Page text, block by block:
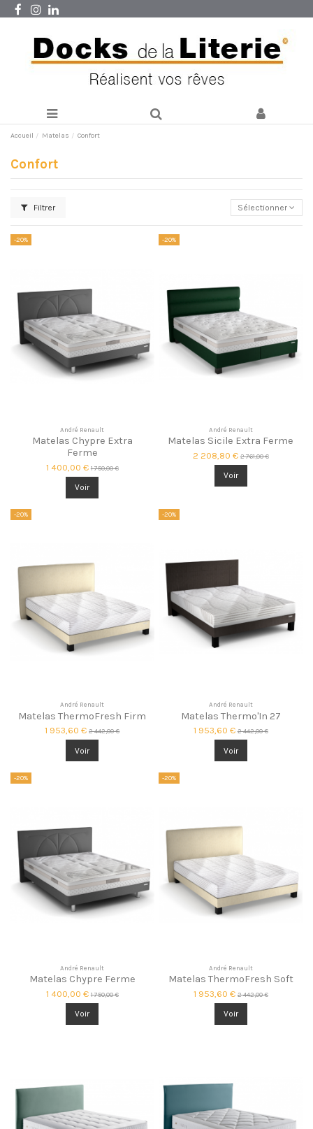
Accueil Matelas Confort
Confort
Filtrer Sélectionner
-20%
André Renault
Matelas Chypre Extra
Ferme
1 400,00 € 1 750,00 €
Voir
-20%
André Renault
Matelas Sicile Extra Ferme
2 208,80 € 2 761,00 €
Voir
-20%
André Renault
Matelas ThermoFresh Firm
1 953,60 € 2 442,00 €
Voir
-20%
André Renault
Matelas Thermo'In 27
1 953,60 € 2 442,00 €
Voir
-20%
André Renault
Matelas Chypre Ferme
1 400,00 € 1 750,00 €
Voir
-20%
André Renault
Matelas ThermoFresh Soft
1 953,60 € 2 442,00 €
Voir